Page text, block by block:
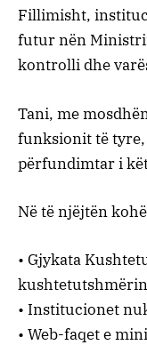
Fillimisht,
futur nën
kontrolli dhe
Tani, me
funksionit të
përfundimtar i
Në të njëjtën
• Gjykata
• Institucionet
• Web-faqet e